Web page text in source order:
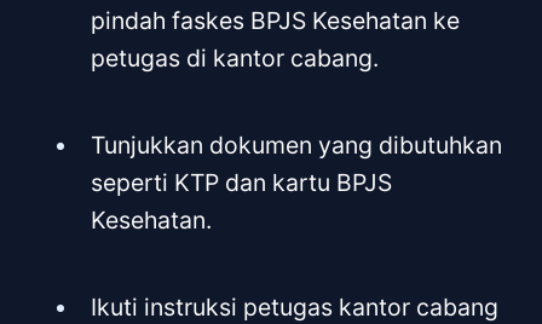
pindah faskes BPJS Kesehatan ke
petugas di kantor cabang.
Tunjukkan dokumen yang dibutuhkan
seperti KTP dan kartu BPJS
Kesehatan.
Ikuti instruksi petugas kantor cabang